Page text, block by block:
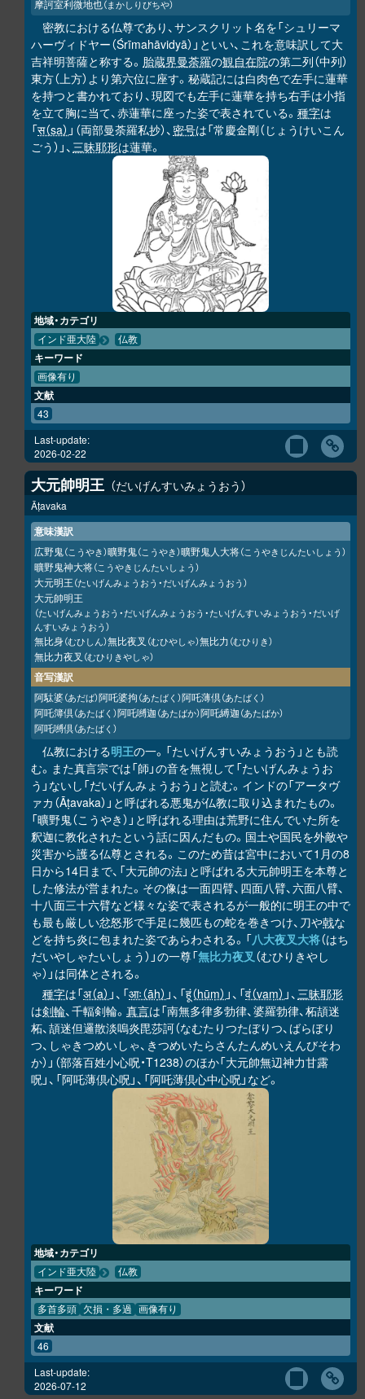
摩訶室利微地也（まかしりびちや）
密教における仏尊であり、サンスクリット名を「シュリーマ
ハーヴィドヤー（Śrīmahāvidyā）」といい、これを意味訳して大
吉祥明菩薩と称する。 胎蔵界曼荼羅の観自在院の第二列（中列）
東方（上方）より第六位に座す。秘蔵記には白肉色で左手に蓮華
を持つと書かれており、現図でも左手に蓮華を持ち右手は小指
を立て胸に当て、赤蓮華に座った姿で表されている。 種字は
「स（sa） 」（両部曼荼羅私抄）、 密号は「常慶金剛（じょうけいこん
ごう）」、三昧耶形は蓮華。
地域・カテゴリ
インド亜大陸 仏教
キーワード
画像有り
文献
43
Last-update:
2026-02-22
大元帥明王 だいげんすいみょうおう
Āṭavaka
意味漢訳
広野鬼（こうやき）曠野鬼（こうやき）曠野鬼人大将（こうやきじんたいしょう）
曠野鬼神大将（こうやきじんたいしょう）
大元明王（たいげんみょうおう・だいげんみょうおう）
大元帥明王
（たいげんみょうおう・だいげんみょうおう・たいげんすいみょうおう・だいげ
んすいみょうおう）
無比身（むひしん）無比夜叉 （むひやしゃ）無比力（むひりき）
無比力夜叉 （むひりきやしゃ）
音写漢訳
阿駄婆（あだば）阿吒婆拘（あたばく）阿吒薄倶（あたばく）
阿吒簿倶（あたばく）阿吒嚩迦（あたばか）阿吒縛迦（あたばか）
阿吒嚩倶（あたばく）
仏教における明王の一。「たいげんすいみょうおう」とも読
む。また真言宗では「師」の音を無視して「たいげんみょうお
う」ないし「だいげんみょうおう」と読む。インドの「アータヴ
ァカ（Āṭavaka）」と呼ばれる悪鬼が仏教に取り込まれたもの。
「曠野鬼（こうやき）」と呼ばれる理由は荒野に住んでいた所を
釈迦に教化されたという話に因んだもの。国土や国民を外敵や
災害から護る仏尊とされる。このため昔は宮中において1月の8
日から14日まで、「大元帥の法」と呼ばれる大元帥明王を本尊と
した修法が営まれた。その像は一面四臂、四面八臂、六面八臂、
十八面三十六臂など様々な姿で表されるが一般的に明王の中で
も最も厳しい忿怒形で手足に幾匹もの蛇を巻きつけ、刀や戟な
どを持ち炎に包まれた姿であらわされる。「八大夜叉大将（はち
だいやしゃたいしょう）」の一尊「無比力夜叉（むひりきやし
ゃ）」は同体とされる。
種字は「अ（a） 」、「आः（āḥ） 」、「हूं（hūṃ） 」、「वं（vaṃ） 」、三昧耶形
は剣輪、千輻剣輪。 真言は「南無多律多勃律、婆羅勃律、柘頡迷
柘、頡迷但邏散淡嗚炎毘莎訶（なむたりつたぼりつ、ばらぼり
つ、しゃきつめいしゃ、きつめいたらさんたんめいえんびそわ
か）」（部落百姓小心呪・T1238）のほか「大元帥無辺神力甘露
呪」、「阿吒薄倶心呪」、「阿吒薄倶心中心呪」など。
地域・カテゴリ
インド亜大陸 仏教
キーワード
多首多頭 欠損・多過 画像有り
文献
46
Last-update:
2026-07-12